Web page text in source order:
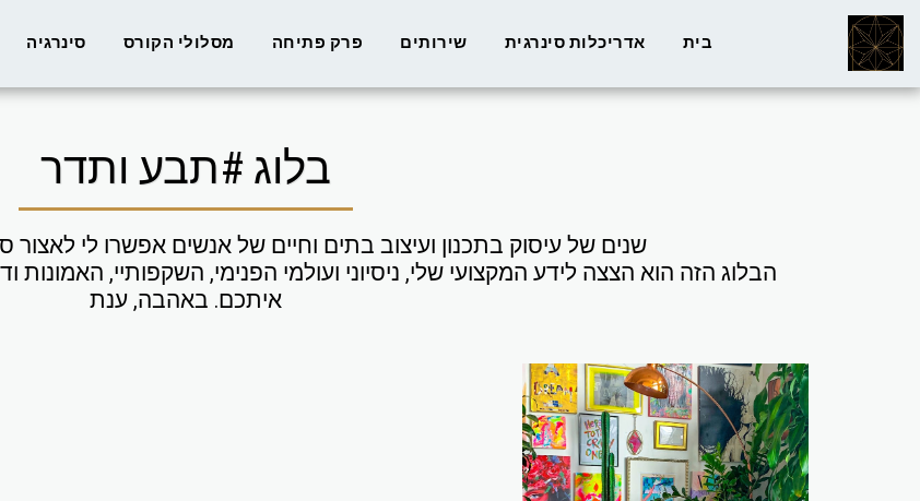
בית אדריכלות סינרגית שירותים פרק פתיחה מסלולי הקורס סינרגיה
בלוג #תבע ותדר
איתכם. באהבה, ענת